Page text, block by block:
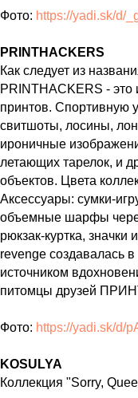
Фото: https://yadi.sk/d/
PRINTHACKERS
Как следует из
PRINTHACKERS - это
принтов. Спортивную
свитшоты, лосины,
ироничные
летающих тарелок, и
объектов. Цвета
Аксессуары: сумки-
объемные шарфы
рюкзак-куртка,
revenge создавалась
источником
питомцы друзей
Фото: https://yadi.sk/d/
KOSULYA
Коллекция "Sorry,